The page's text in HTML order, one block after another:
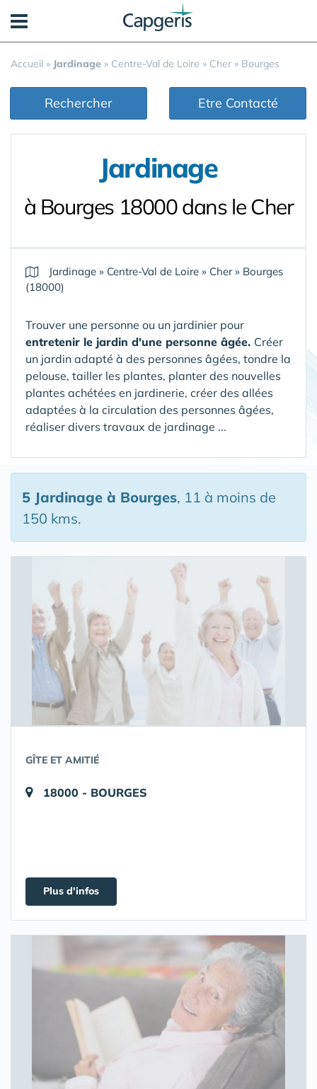
Accueil » Jardinage » Centre-Val de Loire » Cher » Bourges
Rechercher Etre Contacté
Jardinage
à Bourges 18000 dans le Cher
Jardinage » Centre-Val de Loire » Cher» Bourges
(18000)
Trouver une personne ou un jardinier pour
entretenir le jardin d'une personne âgée. Créer
un jardin adapté à des personnes âgées, tondre la
pelouse, tailler les plantes, planter des nouvelles
plantes achétées en jardinerie, créer des allées
adaptées à la circulation des personnes âgées,
réaliser divers travaux de jardinage ...
5 Jardinage à Bourges, 11 à moins de
150 kms.
GÎTE ET AMITIÉ
18000 - BOURGES
Plus d'infos